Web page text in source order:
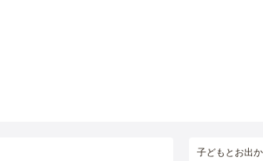
子どもとお出